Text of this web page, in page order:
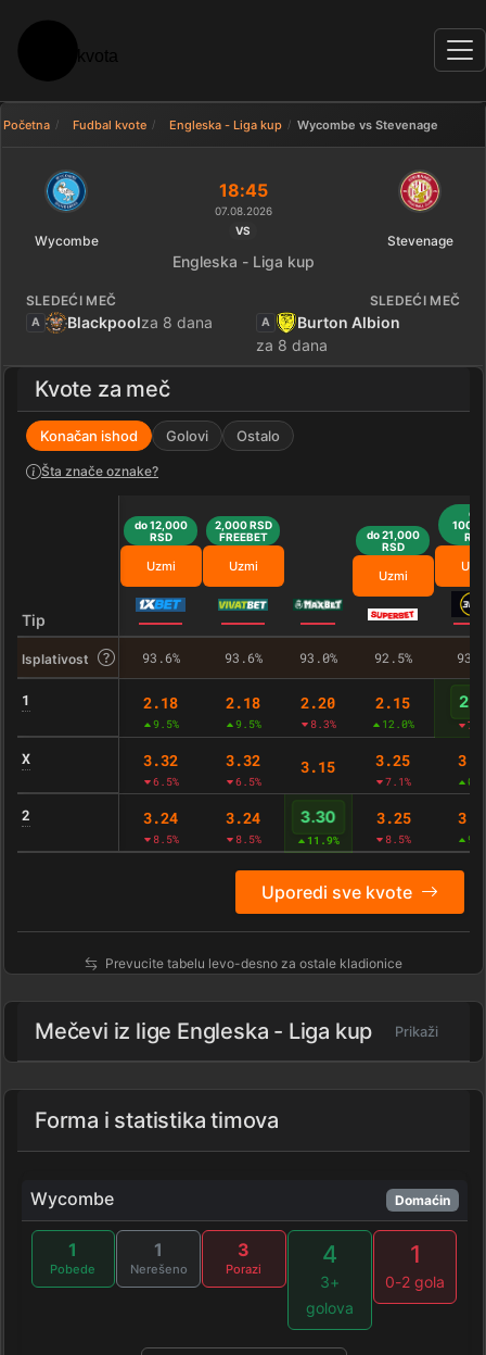
Početna Fudbal kvote Engleska - Liga kup Wycombe vs Stevenage
Uporedi kvote: Wycombe -
Wycombe
18:45
07.08.2026
VS
Stevenage
Engleska - Liga kup
SLEDEĆI MEČ
A Blackpoolza 8 dana
SLEDEĆI MEČ
A
Burton Albion
za 8 dana
Kvote za meč
Konačan ishod Golovi Ostalo
Šta znače oznake?
Tip
do 12,000
RSD
Uzmi
2,000 RSD
FREEBET
Uzmi
do 21,000
RSD
Uzmi
do
RSD
Isplativost 93.6% 93.6% 93.0% 92.5%
1 2.18
9.5%
2.18
9.5%
2.20
8.3%
2.15
12.0%
X 3.32
6.5%
3.32
6.5%
3.15 3.25
7.1%
2 3.24
8.5%
3.24
8.5%
3.30
11.9%
3.25
8.5%
Uporedi sve kvote
Prevucite tabelu levo-desno za ostale kladionice
Mečevi iz lige Engleska - Liga kup Prikaži
Forma i statistika timova
Wycombe Domaćin
1
Pobede
1
Nerešeno
3
Porazi
4
3+
golova
1
0-2 gola